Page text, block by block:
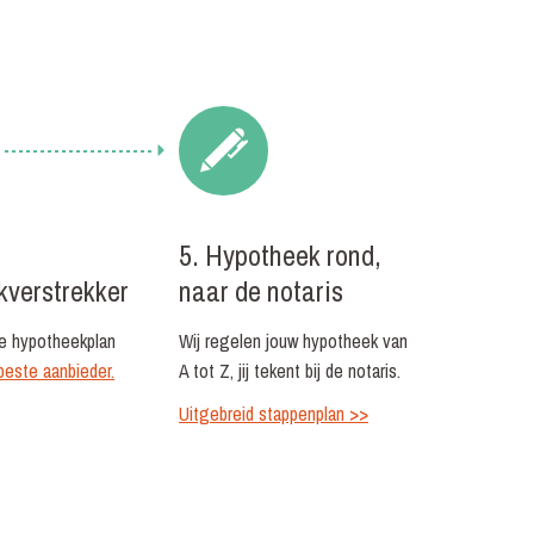
hypotheekplan
aanbieder.
5. Hypotheek rond,
naar de notaris
Wij regelen jouw hypotheek van
A tot Z, jij tekent bij de notaris.
Uitgebreid stappenplan >>